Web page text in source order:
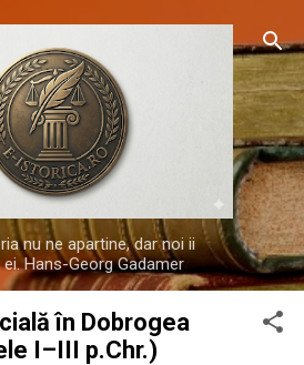
la conținutul principal
nu ne apartine, dar noi ii
Hans-Georg Gadamer
în Dobrogea
I–III p.Chr.)